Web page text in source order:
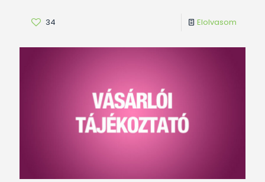
34 Elolvasom